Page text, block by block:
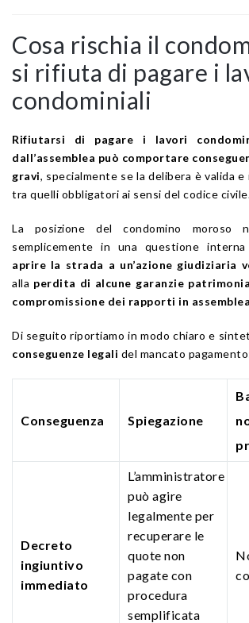
Cosa rischia il
si rifiuta di pagare i
condominiali
Rifiutarsi di pagare i lavori
dall’assemblea può comportare
gravi, specialmente se la delibera è valida
tra quelli obbligatori ai sensi del codice
La posizione del condomino moroso
semplicemente in una questione
aprire la strada a un’azione giudiziaria
alla perdita di alcune garanzie
compromissione dei rapporti in assemblea
Di seguito riportiamo in modo chiaro e
conseguenze legali del mancato
Conseguenza Spiegazione
Decreto
ingiuntivo
immediato
L’amministratore
può agire
legalmente per
recuperare le
quote non
pagate con
procedura
semplificata